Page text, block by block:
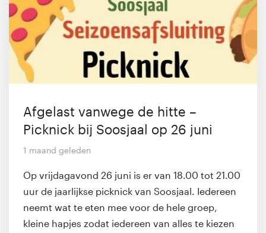
Afgelast vanwege de hitte –
Picknick bij Soosjaal op 26 juni
1 maand geleden
Op vrijdagavond 26 juni is er van 18.00 tot 21.00
uur de jaarlijkse picknick van Soosjaal. Iedereen
neemt wat te eten mee voor de hele groep,
kleine hapjes zodat iedereen van alles te kiezen